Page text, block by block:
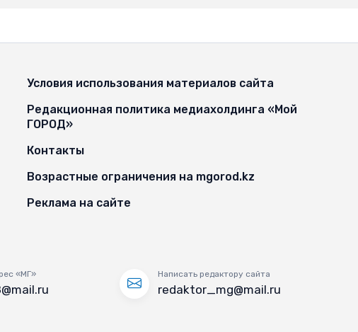
Условия использования материалов сайта
Редакционная политика медиахолдинга «Мой
ГОРОД»
Контакты
Возрастные ограничения на mgorod.kz
Реклама на сайте
«МГ» Написать редактору сайта
redaktor_mg@mail.ru